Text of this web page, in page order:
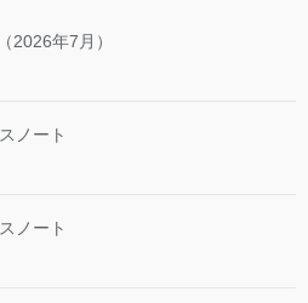
2026年7月）
ノート
ノート